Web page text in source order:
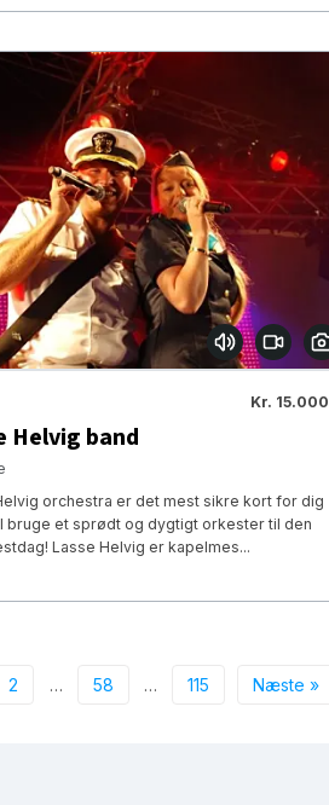
Kr. 15.000
Helvig band
orchestra er det mest sikre kort for dig
bruge et sprødt og dygtigt orkester til den
Lasse Helvig er kapelmes...
2 … 58 … 115 Næste »